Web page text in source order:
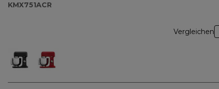
KMX751ACR
Vergleichen